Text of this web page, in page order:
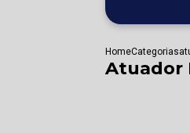
HomeCategorias
Atuador